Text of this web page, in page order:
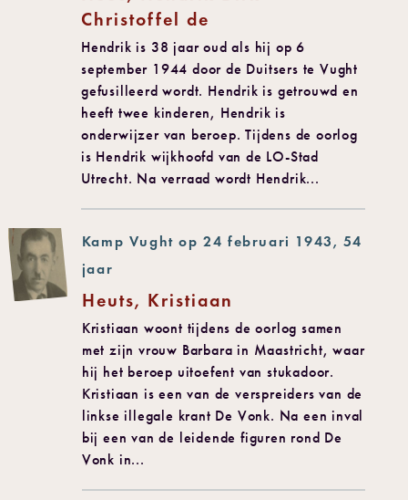
Christoffel de
Hendrik is 38 jaar oud als hij op 6
september 1944 door de Duitsers te Vught
gefusilleerd wordt. Hendrik is getrouwd en
heeft twee kinderen, Hendrik is
onderwijzer van beroep. Tijdens de oorlog
is Hendrik wijkhoofd van de LO-Stad
Utrecht. Na verraad wordt Hendrik...
Kamp Vught op 24 februari 1943, 54
jaar
Heuts, Kristiaan
Kristiaan woont tijdens de oorlog samen
met zijn vrouw Barbara in Maastricht, waar
hij het beroep uitoefent van stukadoor.
Kristiaan is een van de verspreiders van de
linkse illegale krant De Vonk. Na een inval
bij een van de leidende figuren rond De
Vonk in...